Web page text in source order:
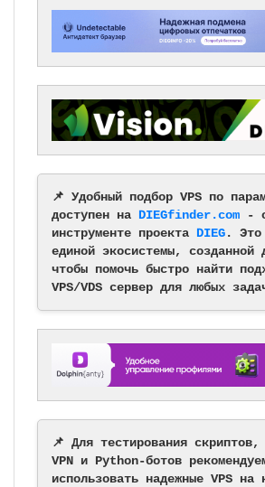
📌 Удобный подбор VPS по
доступен на DIEGfinder.com -
инструменте проекта DIEG. Это
единой экосистемы, созданной
чтобы помочь быстро найти
VPS/VDS сервер для любых
📌 Для тестирования скриптов,
VPN и Python-ботов
использовать надежные VPS на